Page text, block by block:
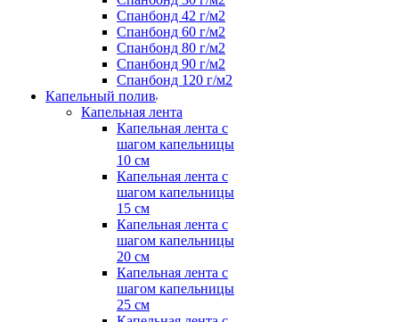
Спанбонд 42 г/м2
Спанбонд 60 г/м2
Спанбонд 80 г/м2
Спанбонд 90 г/м2
Спанбонд 120 г/м2
Капельный полив
Капельная лента
Капельная лента с
шагом капельницы
10 см
Капельная лента с
шагом капельницы
15 см
Капельная лента с
шагом капельницы
20 см
Капельная лента с
шагом капельницы
25 см